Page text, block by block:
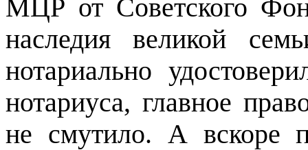
МЦР от Советского
наследия великой
нотариально
нотариуса, главное
не смутило. А вскоре